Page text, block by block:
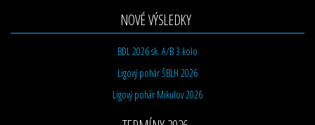
NOVÉ VÝSLEDKY
BDL 2026 sk. A/B 3.kolo
Ligový pohár ŠBLH 2026
Ligový pohár Mikulov 2026